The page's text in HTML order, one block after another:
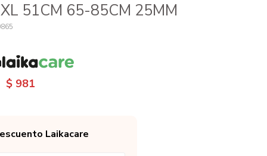
51CM 65-85CM 25MM
$ 981
Laikacare